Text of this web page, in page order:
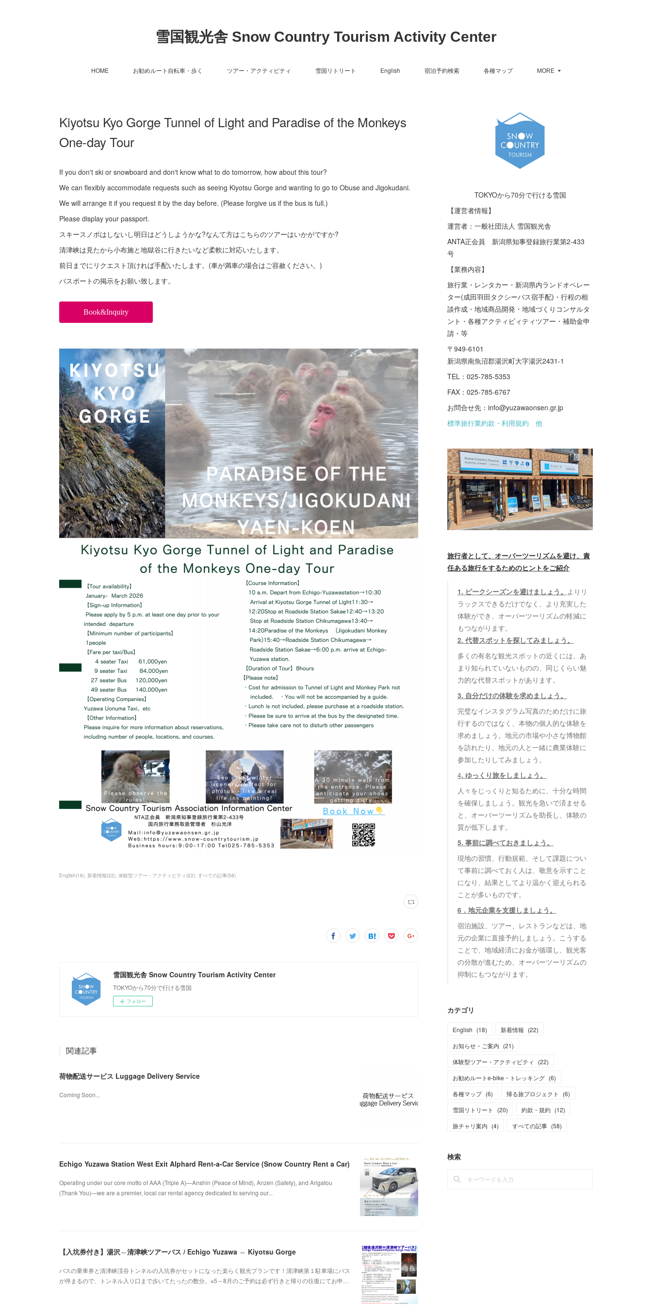
雪国観光舎 Snow Country Tourism Activity Center
HOME お勧めルート自転車・歩く ツアー・アクティビティ 雪国リトリート English 宿泊予約検索 各種マップ MORE
Kiyotsu Kyo Gorge Tunnel of Light and Paradise of the Monkeys
One-day Tour
If you don't ski or snowboard and don't know what to do tomorrow, how about this tour?
We can flexibly accommodate requests such as seeing Kiyotsu Gorge and wanting to go to Obuse and Jigokudani.
We will arrange it if you request it by the day before. (Please forgive us if the bus is full.)
Please display your passport.
スキースノボはしないし明日はどうしようかな?なんて方はこちらのツアーはいかがですか?
清津峡は見たから小布施と地獄谷に行きたいなど柔軟に対応いたします。
前日までにリクエスト頂ければ手配いたします。(車が満車の場合はご容赦ください。)
パスポートの掲示をお願い致します。
English(18) 新着情報(22) 体験型ツアー・アクティビティ (22) すべての記事(58)
雪国観光舎 Snow Country Tourism Activity Center
TOKYOから70分で行ける雪国
フォロー
関連記事
荷物配送サービス Luggage Delivery Service
Coming Soon...
Echigo Yuzawa Station West Exit Alphard Rent-a-Car Service (Snow Country Rent a Car)
Operating under our core motto of AAA (Triple A)—Anshin (Peace of Mind), Anzen (Safety), and Arigatou
(Thank You)—we are a premier, local car rental agency dedicated to serving our...
【入坑券付き】湯沢⇔清津峡ツアーバス / Echigo Yuzawa ⇔ Kiyotsu Gorge
バスの乗車券と清津峡渓谷トンネルの入坑券がセットになった楽らく観光プランです！清津峡第１駐車場にバス
が停まるので、トンネル入り口まで歩いてたったの数分。※5～8月のご予約は必ず行きと帰りの往復にてお申…
TOKYOから70分で行ける雪国
【運営者情報】
運営者：一般社団法人 雪国観光舎
ANTA正会員 新潟県知事登録旅行業第2-433
号
【業務内容】
旅行業・レンタカー・新潟県内ランドオペレー
ター(成田羽田タクシーバス宿手配)・行程の相
談作成・地域商品開発・地域づくりコンサルタ
ント・各種アクティビィティツアー・補助金申
請・等
〒949-6101
新潟県南魚沼郡湯沢町大字湯沢2431-1
TEL：025-785-5353
FAX：025-785-6767
お問合せ先：info@yuzawaonsen.gr.jp
標準旅行業約款・利用規約 他
旅行者として、オーバーツーリズムを避け、責
任ある旅行をするためのヒントをご紹介
1. ピークシーズンを避けましょう。 よりリ
ラックスできるだけでなく、より充実した
体験ができ、オーバーツーリズムの軽減に
もつながります。
2. 代替スポットを探してみましょう。
多くの有名な観光スポットの近くには、あ
まり知られていないものの、同じくらい魅
力的な代替スポットがあります。
3. 自分だけの体験を求めましょう。
完璧なインスタグラム写真のためだけに旅
行するのではなく、本物の個人的な体験を
求めましょう。地元の市場や小さな博物館
を訪れたり、地元の人と一緒に農業体験に
参加したりしてみましょう。
4. ゆっくり旅をしましょう。
人々をじっくりと知るために、十分な時間
を確保しましょう。観光を急いで済ませる
と、オーバーツーリズムを助長し、体験の
質が低下します。
5. 事前に調べておきましょう。
現地の習慣、行動規範、そして課題につい
て事前に調べておく人は、敬意を示すこと
になり、結果としてより温かく迎えられる
ことが多いものです。
6．地元企業を支援しましょう。
宿泊施設、ツアー、レストランなどは、地
元の企業に直接予約しましょう。こうする
ことで、地域経済にお金が循環し、観光客
の分散が進むため、オーバーツーリズムの
抑制にもつながります。
カテゴリ
English (18) 新着情報 (22)
お知らせ・ご案内 (21)
体験型ツアー・アクティビティ
(22)
お勧めルートe-bike・トレッキング (6)
各種マップ (6) 帰る旅プロジェクト (6)
雪国リトリート
(20) 約款・規約 (12)
旅チャリ案内 (4) すべての記事 (58)
検索